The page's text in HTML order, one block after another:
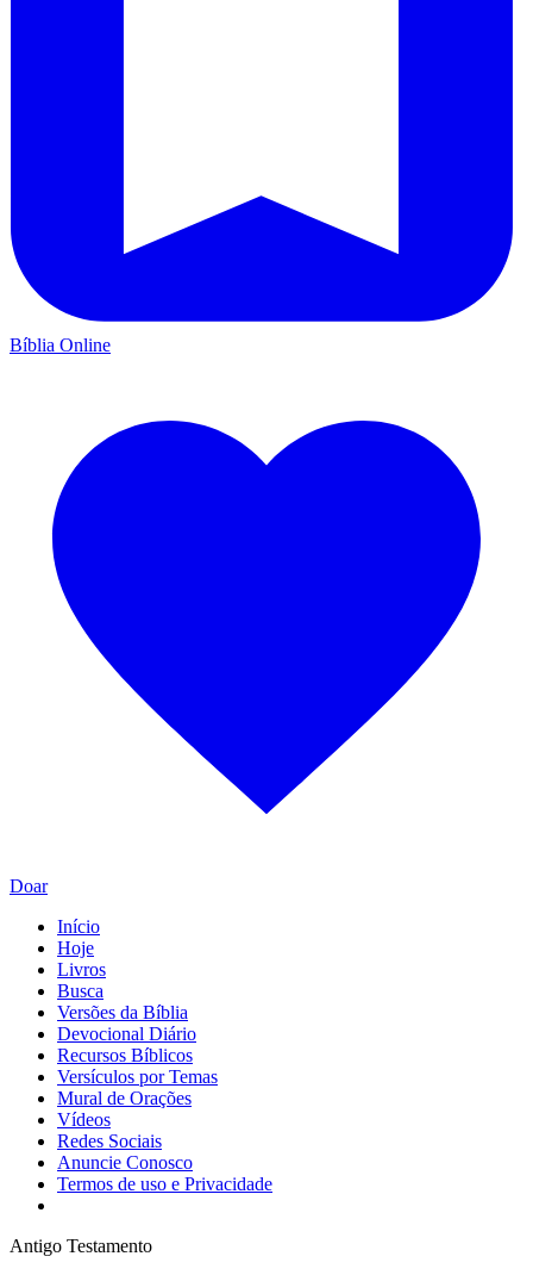
Bíblia Online
Doar
Início
Hoje
Livros
Busca
Versões da Bíblia
Devocional Diário
Recursos Bíblicos
Versículos por Temas
Mural de Orações
Vídeos
Redes Sociais
Anuncie Conosco
Termos de uso e Privacidade
Antigo Testamento